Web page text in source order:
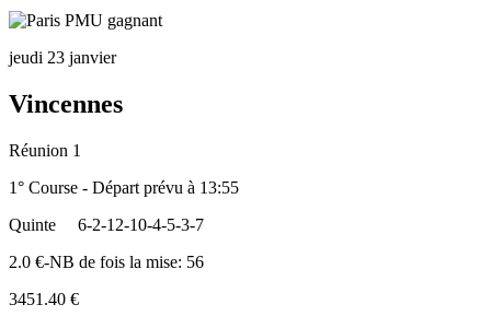
jeudi 23 janvier
Vincennes
Réunion 1
1° Course - Départ prévu à 13:55
Quinte
6-2-12-10-4-5-3-7
2.0 €-NB de fois la mise: 56
3451.40 €